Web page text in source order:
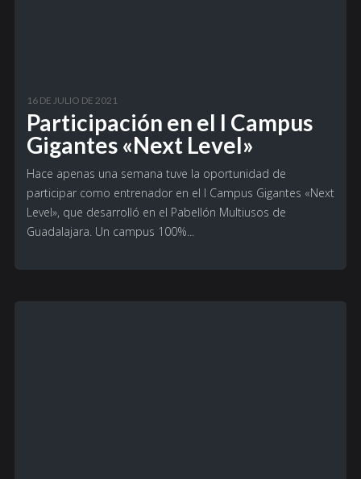
16 DE JULIO DE 2021
Participación en el I Campus
Gigantes «Next Level»
Hace apenas una semana tuve la oportunidad de
participar como entrenador en el I Campus Gigantes «Next
Level», que desarrolló en el Pabellón Multiusos de
Guadalajara. Un campus 100%...